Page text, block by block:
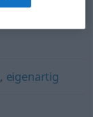
, eigenartig